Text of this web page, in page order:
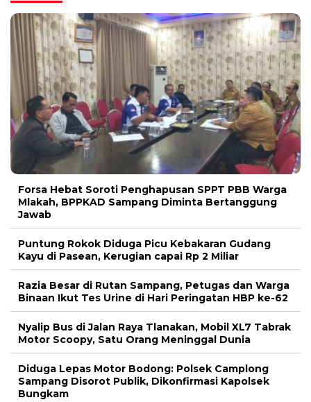
Forsa Hebat Soroti Penghapusan SPPT PBB Warga
Mlakah, BPPKAD Sampang Diminta Bertanggung
Jawab
Puntung Rokok Diduga Picu Kebakaran Gudang
Kayu di Pasean, Kerugian capai Rp 2 Miliar
Razia Besar di Rutan Sampang, Petugas dan Warga
Binaan Ikut Tes Urine di Hari Peringatan HBP ke-62
Nyalip Bus di Jalan Raya Tlanakan, Mobil XL7 Tabrak
Motor Scoopy, Satu Orang Meninggal Dunia
Diduga Lepas Motor Bodong: Polsek Camplong
Sampang Disorot Publik, Dikonfirmasi Kapolsek
Bungkam